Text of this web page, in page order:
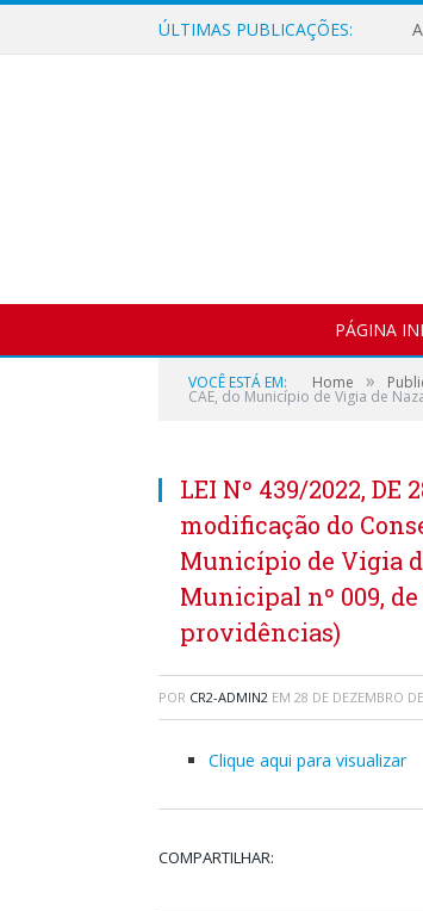
ÚLTIMAS PUBLICAÇÕES:
PÁGINA
VOCÊ ESTÁ EM: Home »
CAE, do Município de Vigia de
LEI Nº 439/2022, DE
modificação do
Município de Vigia
Municipal nº 009, de
providências)
POR CR2-ADMIN2 EM 28 DE DEZEMBRO
Clique aqui para visualizar
COMPARTILHAR: